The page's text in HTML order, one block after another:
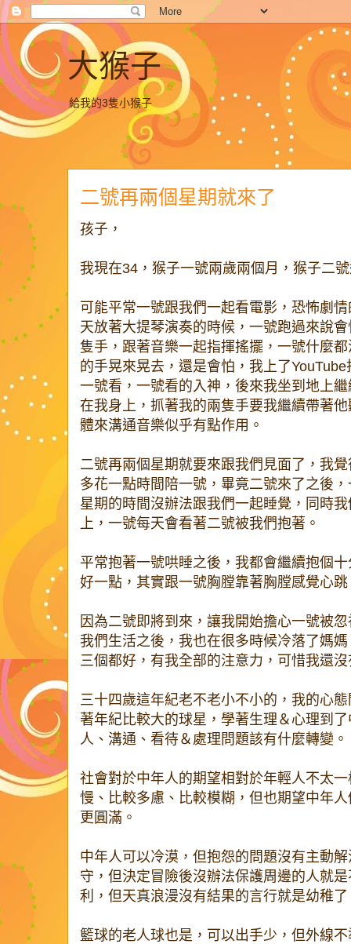
大猴子
給我的3隻小猴子
二號再兩個星期就來了
孩子，
我現在34，猴子一號兩歲兩個月，猴子二
可能平常一號跟我們一起看電影，恐怖劇
天放著大提琴演奏的時候，一號跑過來說
隻手，跟著音樂一起指揮搖擺，一號什麼
的手晃來晃去，還是會怕，我上了
一號看，一號看的入神，後來我坐到地上
在我身上，抓著我的兩隻手要我繼續帶著
體來溝通音樂似乎有點作用。
二號再兩個星期就要來跟我們見面了，我
多花一點時間陪一號，畢竟二號來了之後
星期的時間沒辦法跟我們一起睡覺，同時
上，一號每天會看著二號被我們抱著。
平常抱著一號哄睡之後，我都會繼續抱個
好一點，其實跟一號胸膛靠著胸膛感覺心
因為二號即將到來，讓我開始擔心一號被
我們生活之後，我也在很多時候冷落了媽
三個都好，有我全部的注意力，可惜我還
三十四歲這年紀老不老小不小的，我的心
著年紀比較大的球星，學著生理＆心理到
人、溝通、看待＆處理問題該有什麼轉變。
社會對於中年人的期望相對於年輕人不太
慢、比較多慮、比較模糊，但也期望中年
更圓滿。
中年人可以冷漠，但抱怨的問題沒有主動
守，但決定冒險後沒辦法保護周邊的人就
利，但天真浪漫沒有結果的言行就是幼稚了
籃球的老人球也是，可以出手少，但外線